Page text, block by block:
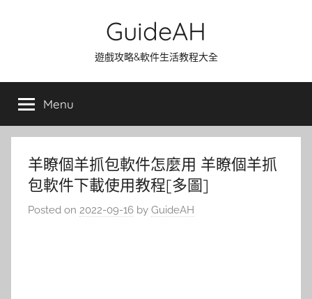
GuideAH
遊戲攻略&軟件生活教程大全
Menu
羊瞭個羊抓包軟件怎麼用 羊瞭個羊抓
包軟件下載使用教程[多圖]
Posted on 2022-09-16 by GuideAH